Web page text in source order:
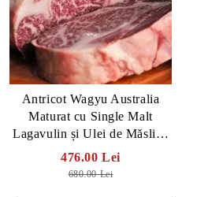
Antricot Wagyu Australia
Maturat cu Single Malt
Lagavulin și Ulei de Măsline
- 30 zile
476.00 Lei
680.00 Lei